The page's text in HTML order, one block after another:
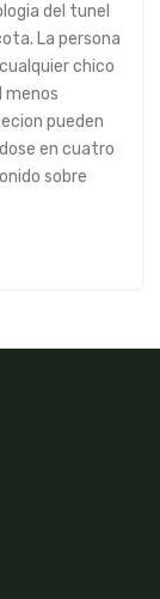
del tunel
La persona
chico
menos
pueden
en cuatro
sobre